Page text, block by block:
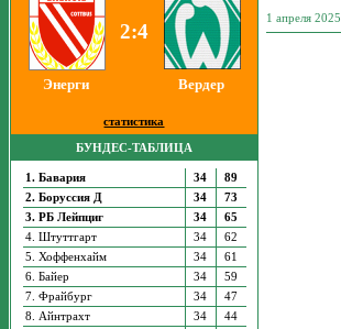
2:4
Энерги Вердер
статистика
БУНДЕС-ТАБЛИЦА
1. Бавария 34
89
2. Боруссия Д
34
73
3. РБ Лейпциг
34
65
4. Штуттгарт
34
62
5. Хоффенхайм
34
61
6. Байер
34
59
7. Фрайбург
34
47
8. Айнтрахт
34
44
1 апреля 2025